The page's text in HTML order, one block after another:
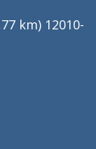
km) 12010-